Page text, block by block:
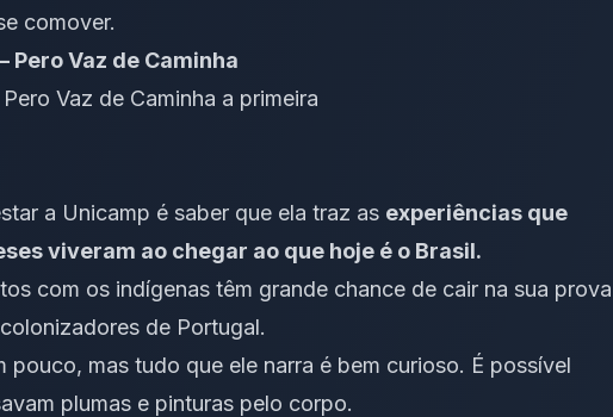
comover.
Pero Vaz de Caminha
Vaz de Caminha a primeira
a Unicamp é saber que ela traz as experiências que
viveram ao chegar ao que hoje é o Brasil.
com os indígenas têm grande chance de cair na sua prova
de Portugal.
mas tudo que ele narra é bem curioso. É possível
plumas e pinturas pelo corpo.